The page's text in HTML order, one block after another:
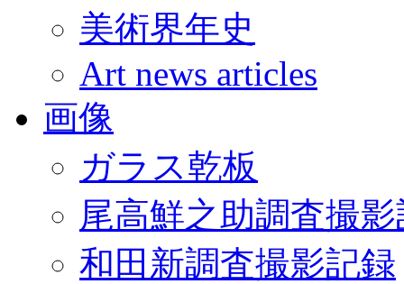
美術界年史
Art news articles
画像
ガラス乾板
尾高鮮之助調査撮
和田新調査撮影記録